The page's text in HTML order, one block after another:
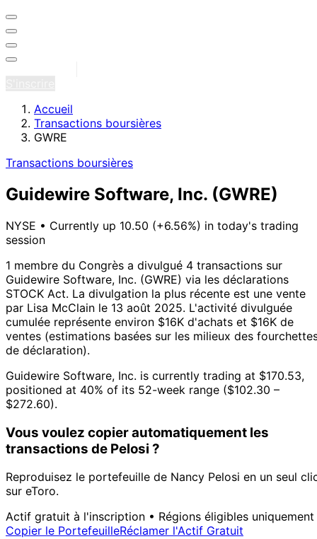
Accueil
Transactions boursières
GWRE
Transactions boursières
Guidewire Software, Inc. (GWRE)
NYSE • Currently up 10.50 (+6.56%) in today's trading
session
1 membre du Congrès a divulgué 4 transactions sur
Guidewire Software, Inc. (GWRE) via les déclarations
STOCK Act. La divulgation la plus récente est une vente
par Lisa McClain le 13 août 2025. L'activité divulguée
cumulée représente environ $16K d'achats et $16K de
ventes (estimations basées sur les milieux des
de déclaration).
Guidewire Software, Inc. is currently trading at $170.53,
positioned at 40% of its 52-week range ($102.30 –
$272.60).
Vous voulez copier automatiquement les
transactions de Pelosi ?
Reproduisez le portefeuille de Nancy Pelosi en un seul
sur eToro.
Actif gratuit à l'inscription • Régions éligibles uniquement
Copier le PortefeuilleRéclamer l'Actif Gratuit